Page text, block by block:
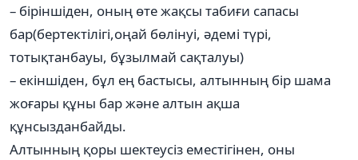
– біріншіден, оның өте жақсы табиғи сапасы
бар(бертектілігі,оңай бөлінуі, әдемі түрі,
тотықтанбауы, бұзылмай сақталуы)
– екіншіден, бұл ең бастысы, алтынның бір шама
жоғары құны бар және алтын ақша
құнсызданбайды.
Алтынның қоры шектеусіз еместігінен, оны